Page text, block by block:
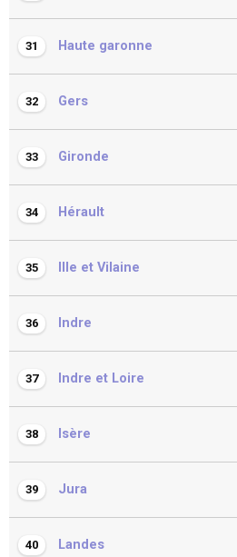
31 Haute garonne
32 Gers
33 Gironde
34 Hérault
35 Ille et Vilaine
36 Indre
37 Indre et Loire
38 Isère
39 Jura
40 Landes